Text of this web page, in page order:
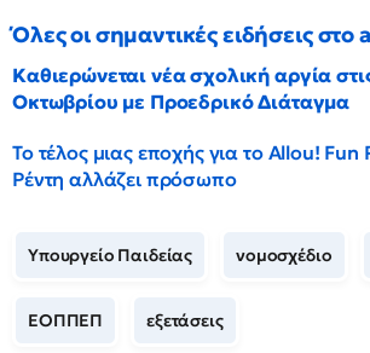
Όλες οι σημαντικές ειδήσεις
Καθιερώνεται νέα σχολική αργία
Οκτωβρίου με Προεδρικό Διάταγμα
Το τέλος μιας εποχής για το Allou! Fun
Ρέντη αλλάζει πρόσωπο
Υπουργείο Παιδείας νομοσχέδιο
ΕΟΠΠΕΠ εξετάσεις